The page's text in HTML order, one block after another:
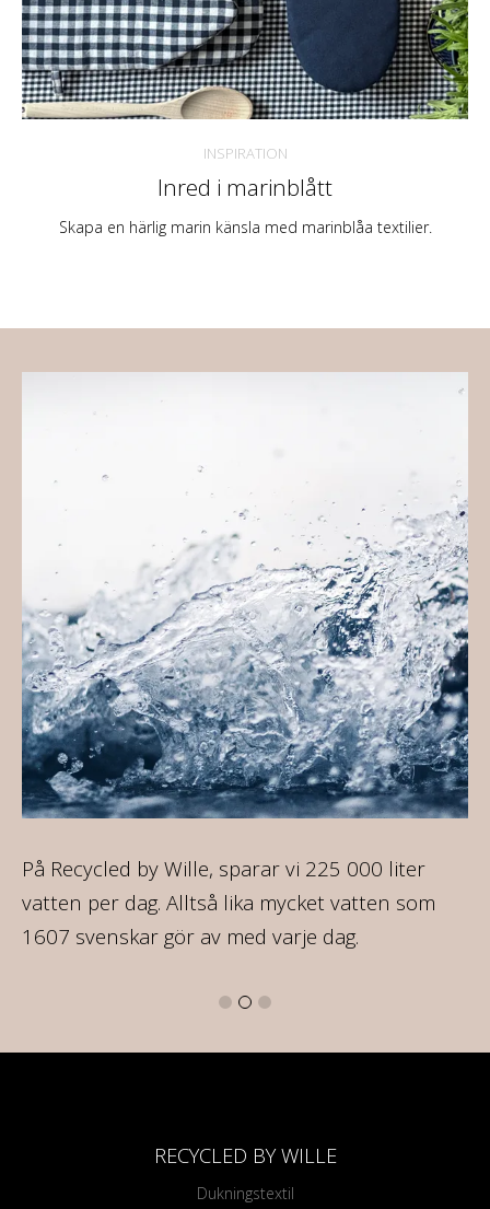
INSPIRATION
Inred i marinblått
Skapa en härlig marin känsla med marinblåa textilier.
liter
som
Allt vi gör skapar ringar på vattnet. Ju fler
som tar ansvar och gör aktiva val för en
morgondag redan idag, desto större effekt.
RECYCLED BY WILLE
Dukningstextil